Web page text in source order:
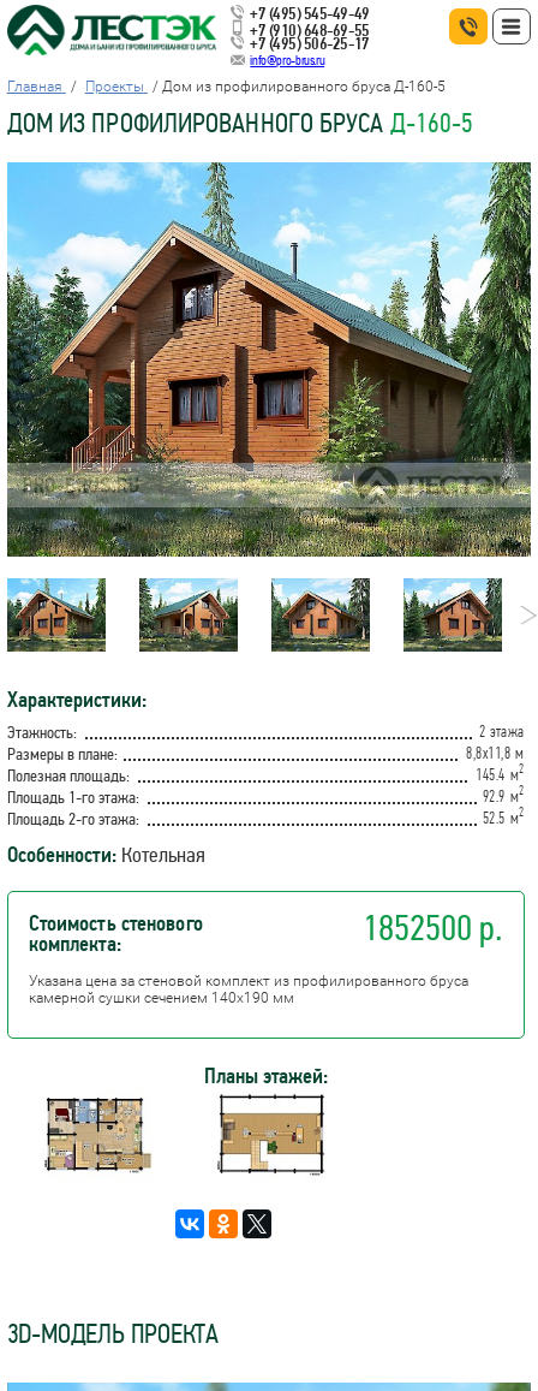
+7 (495) 545-49-49
+7 (910) 648-69-55
+7 (495) 506-25-17
info@pro-brus.ru
Главная Проекты Дом из профилированного бруса Д-160-5
ДОМ ИЗ ПРОФИЛИРОВАННОГО БРУСА Д-160-5
Характеристики:
Этажность: 2 этажа
Размеры в плане: 8,8х11,8 м
Полезная площадь: 145.4 м2
Площадь 1-го этажа: 92.9 м2
Площадь 2-го этажа: 52.5 м2
Особенности: Котельная
Стоимость стенового
комплекта:
1852500 р.
Указана цена за стеновой комплект из профилированного бруса
камерной сушки сечением 140х190 мм
Планы этажей:
3D-МОДЕЛЬ ПРОЕКТА